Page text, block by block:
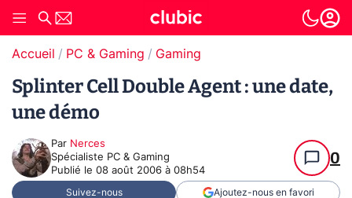
Accueil PC & Gaming Gaming
Splinter Cell Double Agent : une date,
une démo
Par Nerces
Spécialiste PC & Gaming
Publié le 08 août 2006 à 08h54
0
Suivez-nous Ajoutez-nous en favori